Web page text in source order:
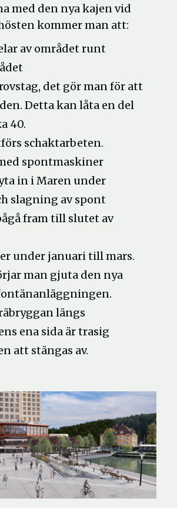
med den nya kajen vid
kommer man att:
av området runt
det gör man för att
Detta kan låta en del
40.
schaktarbeten.
spontmaskiner
in i Maren under
slagning av spont
fram till slutet av
under januari till mars.
man gjuta den nya
längs
ena sida är trasig
att stängas av.